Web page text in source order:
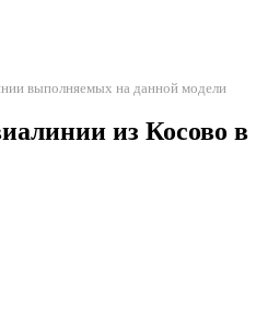
выполняемых на данной модели
из Косово в